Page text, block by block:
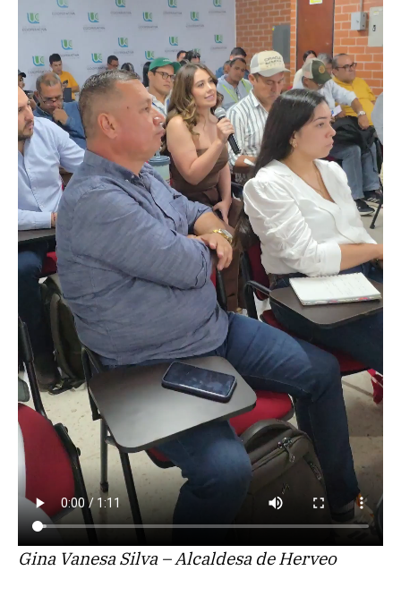
Gina Vanesa Silva – Alcaldesa de Herveo